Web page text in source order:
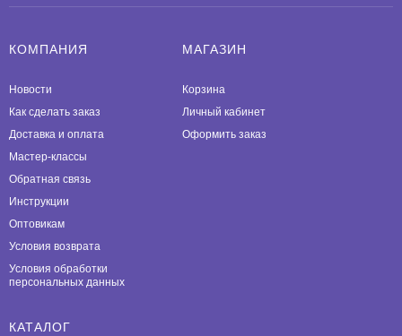
КОМПАНИЯ
Новости
Как сделать заказ
Доставка и оплата
Мастер-классы
Обратная связь
Инструкции
Оптовикам
Условия возврата
Условия обработки
персональных данных
МАГАЗИН
Корзина
Личный кабинет
Оформить заказ
КАТАЛОГ